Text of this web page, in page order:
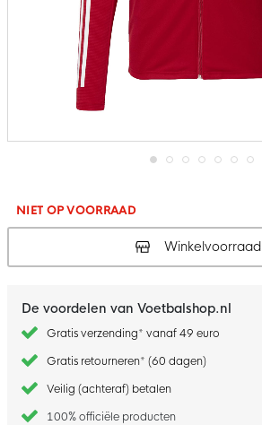
hetNIET OP VOORRAAD
Winkelvoorraad
De voordelen van Voetbalshop.nl
Gratis verzending* vanaf 49 euro
Gratis retourneren* (60 dagen)
Veilig (achteraf) betalen
100% officiële producten